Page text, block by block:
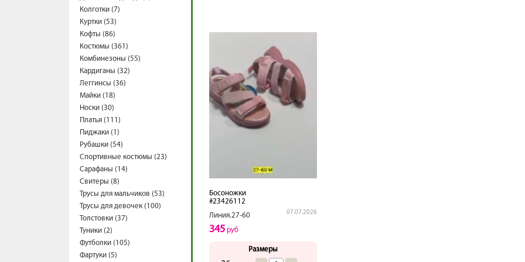
Колготки (7)
Куртки (53)
Кофты (86)
Костюмы (361)
Комбинезоны (55)
Кардиганы (32)
Леггинсы (36)
Майки (18)
Носки (30)
Платья (111)
Пиджаки (1)
Рубашки (54)
Спортивные костюмы (23)
Сарафаны (14)
Свитеры (8)
Трусы для мальчиков (53)
Трусы для девочек (100)
Толстовки (37)
Туники (2)
Футболки (105)
Фартуки (5)
Босоножки
#23426112
Линия.27-60
07.07.2026
345 руб
Размеры